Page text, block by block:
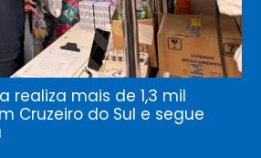
realiza mais de 1,3 mil
Cruzeiro do Sul e segue